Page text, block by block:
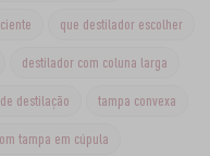
que destilador escolher
destilador com coluna larga
destilação tampa convexa
tampa em cúpula